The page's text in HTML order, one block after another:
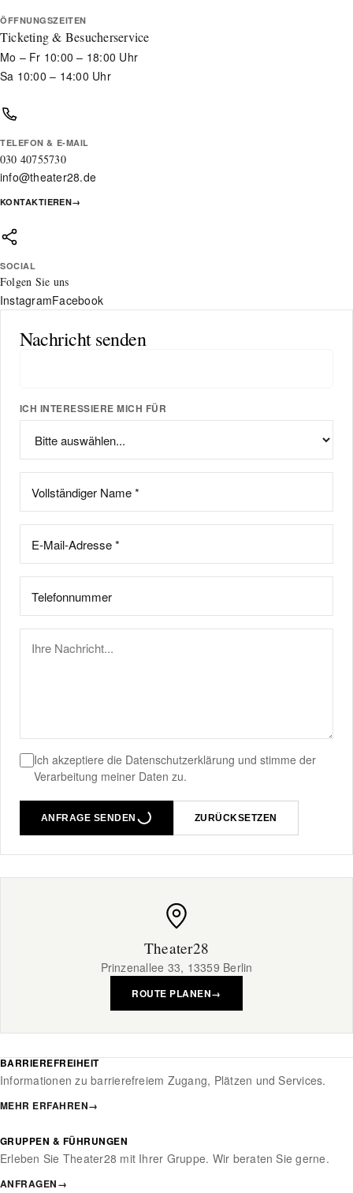
ÖFFNUNGSZEITEN
Ticketing & Besucherservice
Mo – Fr 10:00 – 18:00 Uhr
Sa 10:00 – 14:00 Uhr
TELEFON & E-MAIL
030 40755730
info@theater28.de
KONTAKTIEREN→
SOCIAL
Folgen Sie uns
InstagramFacebook
Nachricht senden
ICH INTERESSIERE MICH FÜR
Ich akzeptiere die Datenschutzerklärung und stimme der
Verarbeitung meiner Daten zu.
ANFRAGE SENDEN ZURÜCKSETZEN
Theater28
Prinzenallee 33, 13359 Berlin
ROUTE PLANEN→
BARRIEREFREIHEIT
Informationen zu barrierefreiem Zugang, Plätzen und Services.
MEHR ERFAHREN→
GRUPPEN & FÜHRUNGEN
Erleben Sie Theater28 mit Ihrer Gruppe. Wir beraten Sie gerne.
ANFRAGEN→